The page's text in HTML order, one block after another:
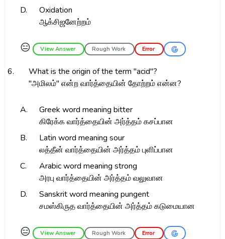
D.
Oxidation
ஆக்சிஜனேற்றம்
😑 View Answer Rough Work Error
6.
What is the origin of the term "acid"?
"அமிலம்" என்ற வார்த்தையின் தோற்றம் என்ன?
A.
Greek word meaning bitter
கிரேக்க வார்த்தையின் அர்த்தம் கசப்பான
B.
Latin word meaning sour
லத்தீன் வார்த்தையின் அர்த்தம் புளிப்பான
C.
Arabic word meaning strong
அரபு வார்த்தையின் அர்த்தம் வலுவான
D.
Sanskrit word meaning pungent
சமஸ்கிருத வார்த்தையின் அர்த்தம் கடுமையான
😑 View Answer Rough Work Error